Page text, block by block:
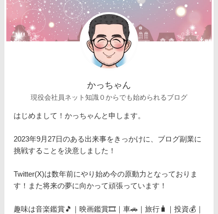
かっちゃん
現役会社員ネット知識０からでも始められるブログ
はじめまして！かっちゃんと申します。
2023年9月27日のある出来事をきっかけに、ブログ副業に
挑戦することを決意しました！
Twitter(X)は数年前にやり始め今の原動力となっておりま
す！また将来の夢に向かって頑張っています！
趣味は音楽鑑賞🎵｜映画鑑賞🎞️｜車🚗｜旅行🧳｜投資💰｜